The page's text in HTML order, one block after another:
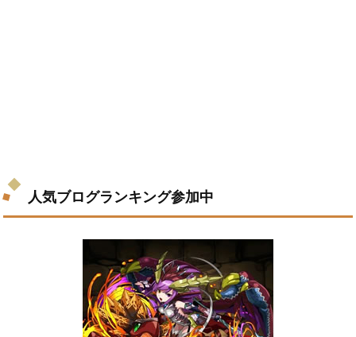
人気ブログランキング参加中